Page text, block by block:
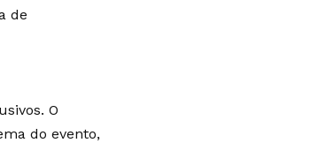
de
O
do evento,